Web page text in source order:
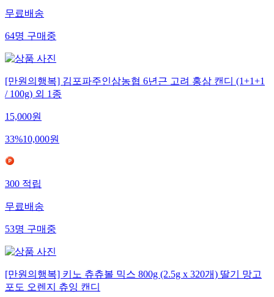
무료배송
64명구매중
[만원의행복] 김포파주인삼농협 6년근 고려 홍삼 캔디 (1+1+1
/ 100g) 외 1종
15,000원
33%10,000원
300적립
무료배송
53명구매중
[만원의행복] 키노 츄츄볼 믹스 800g (2.5g x 320개) 딸기 망고
포도 오렌지 츄잉 캔디